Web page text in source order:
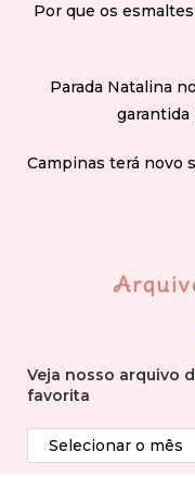
Por que os
Parada Natalina
garantida
Campinas terá novo
Veja nosso arquivo
favorita